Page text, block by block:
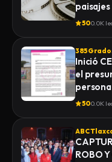
paisajes
500.0K
385
Inició
el
500.0K
ABC
ROBO